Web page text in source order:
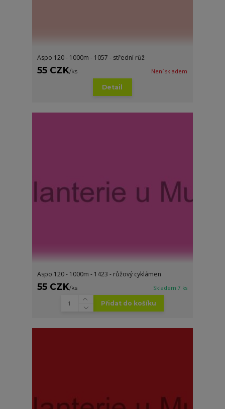
Aspo 120 - 1000m - 1057 - střední růž
55 CZK/ks Není skladem
Detail
Aspo 120 - 1000m - 1423 - růžový cyklámen
55 CZK/ks Skladem 7 ks
Přidat do košíku